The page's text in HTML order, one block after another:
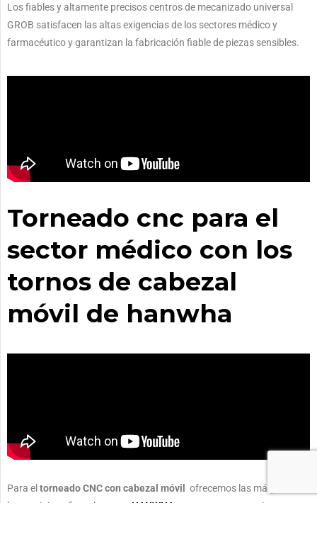
Los fiables y altamente precisos centros de mecanizado universal
GROB satisfacen las altas exigencias de los sectores médico y
farmacéutico y garantizan la fabricación fiable de piezas sensibles.
Torneado cnc para el
sector médico con los
tornos de cabezal
móvil de hanwha
Para el torneado CNC con cabezal móvil ofrecemos las máquinas de
la prestigiosa firma koreana HANWHA
, que cuenta con varios